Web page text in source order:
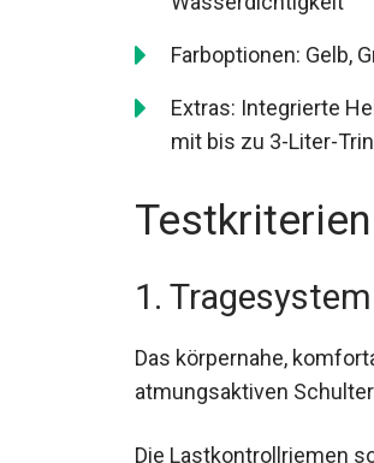
Farboptionen: Gelb,
Extras: Integrierte
kompatibel mit bis
Testkriterien
1. Tragesystem
Das körpernahe,
atmungsaktiven